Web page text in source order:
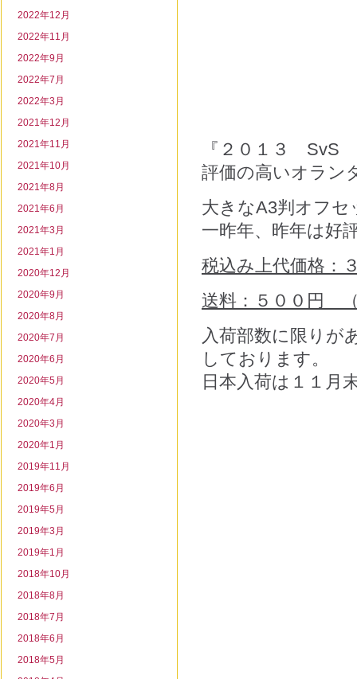
2022年12月
2022年11月
2022年9月
2022年7月
2022年3月
2021年12月
2021年11月
2021年10月
2021年8月
2021年6月
2021年3月
2021年1月
2020年12月
2020年9月
2020年8月
2020年7月
2020年6月
2020年5月
2020年4月
2020年3月
2020年1月
2019年11月
2019年6月
2019年5月
2019年3月
2019年1月
2018年10月
2018年8月
2018年7月
2018年6月
2018年5月
『２０１３ SvS
評価の高いオラン
大きなA3判オフセ
一昨年、昨年は好
税込み上代価格：
送料：５００円
入荷部数に限りが
しております。
日本入荷は１１月